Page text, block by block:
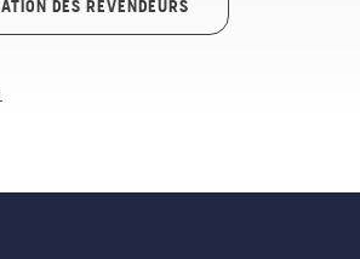
DES REVENDEURS